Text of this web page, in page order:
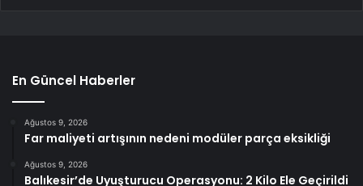
En Güncel Haberler
Ağustos 9, 2026
Far maliyeti artışının nedeni modüler parça eksikliği
Ağustos 9, 2026
Balıkesir’de Uyuşturucu Operasyonu: 2 Kilo Ele Geçirildi